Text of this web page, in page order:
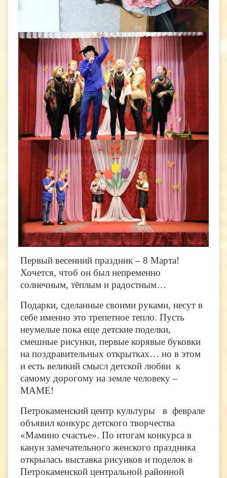
Первый весенний праздник – 8 Марта!
Хочется, чтоб он был непременно
солнечным, тёплым и радостным…
Подарки, сделанные своими руками, несут в
себе именно это трепетное тепло. Пусть
неумелые пока еще детские поделки,
смешные рисунки, первые корявые буковки
на поздравительных открытках… но в этом
и есть великий смысл детской любви к
самому дорогому на земле человеку –
МАМЕ!
Петрокаменский центр культуры в феврале
объявил конкурс детского творчества
«Мамино счастье». По итогам конкурса в
канун замечательного женского праздника
открылась выставка рисунков и поделок в
Петрокаменской центральной районной